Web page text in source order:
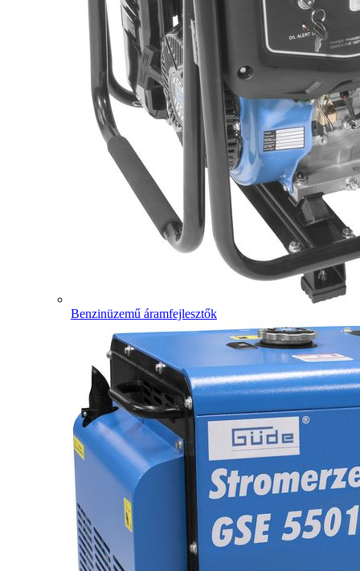
Benzinüzemű áramfejlesztők